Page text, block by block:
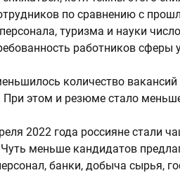
по сравнению с
туризма и науки
работников сферы
количество
При этом и резюме стало
2022 года россияне стали
Чуть меньше кандидатов
банки, добыча сырья,